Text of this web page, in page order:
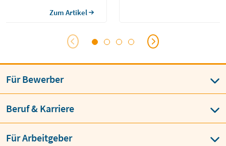
Zum Artikel
Für Bewerber
Beruf & Karriere
Für Arbeitgeber